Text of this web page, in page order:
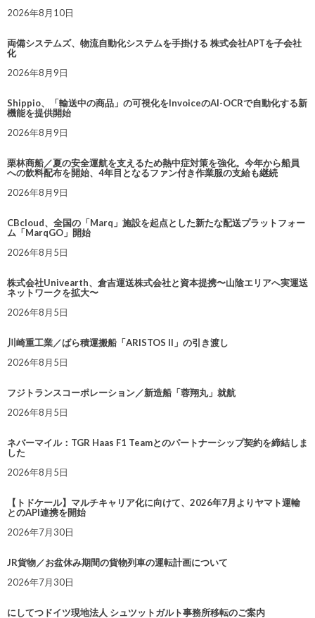
2026年8月10日
両備システムズ、物流自動化システムを手掛ける 株式会社APTを子会社
化
2026年8月9日
Shippio、「輸送中の商品」の可視化をInvoiceのAI-OCRで自動化する新
機能を提供開始
2026年8月9日
栗林商船／夏の安全運航を支えるため熱中症対策を強化。今年から船員
への飲料配布を開始、4年目となるファン付き作業服の支給も継続
2026年8月9日
CBcloud、全国の「Marq」施設を起点とした新たな配送プラットフォー
ム「MarqGO」開始
2026年8月5日
株式会社Univearth、倉吉運送株式会社と資本提携〜山陰エリアへ実運送
ネットワークを拡大〜
2026年8月5日
川崎重工業／ばら積運搬船「ARISTOS II」の引き渡し
2026年8月5日
フジトランスコーポレーション／新造船「蓉翔丸」就航
2026年8月5日
ネバーマイル：TGR Haas F1 Teamとのパートナーシップ契約を締結しま
した
2026年8月5日
【トドケール】マルチキャリア化に向けて、2026年7月よりヤマト運輸
とのAPI連携を開始
2026年7月30日
JR貨物／お盆休み期間の貨物列車の運転計画について
2026年7月30日
にしてつドイツ現地法人 シュツットガルト事務所移転のご案内